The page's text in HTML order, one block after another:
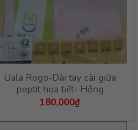
Uala Rogo-Dài tay cài giữa
peptit họa tiết- Hồng
180,000₫